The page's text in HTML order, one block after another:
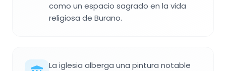
como un espacio sagrado en la vida
religiosa de Burano.
La iglesia alberga una pintura notable